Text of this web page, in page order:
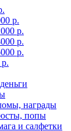
р.
р.
р.
р.
награды
попы
и салфетки